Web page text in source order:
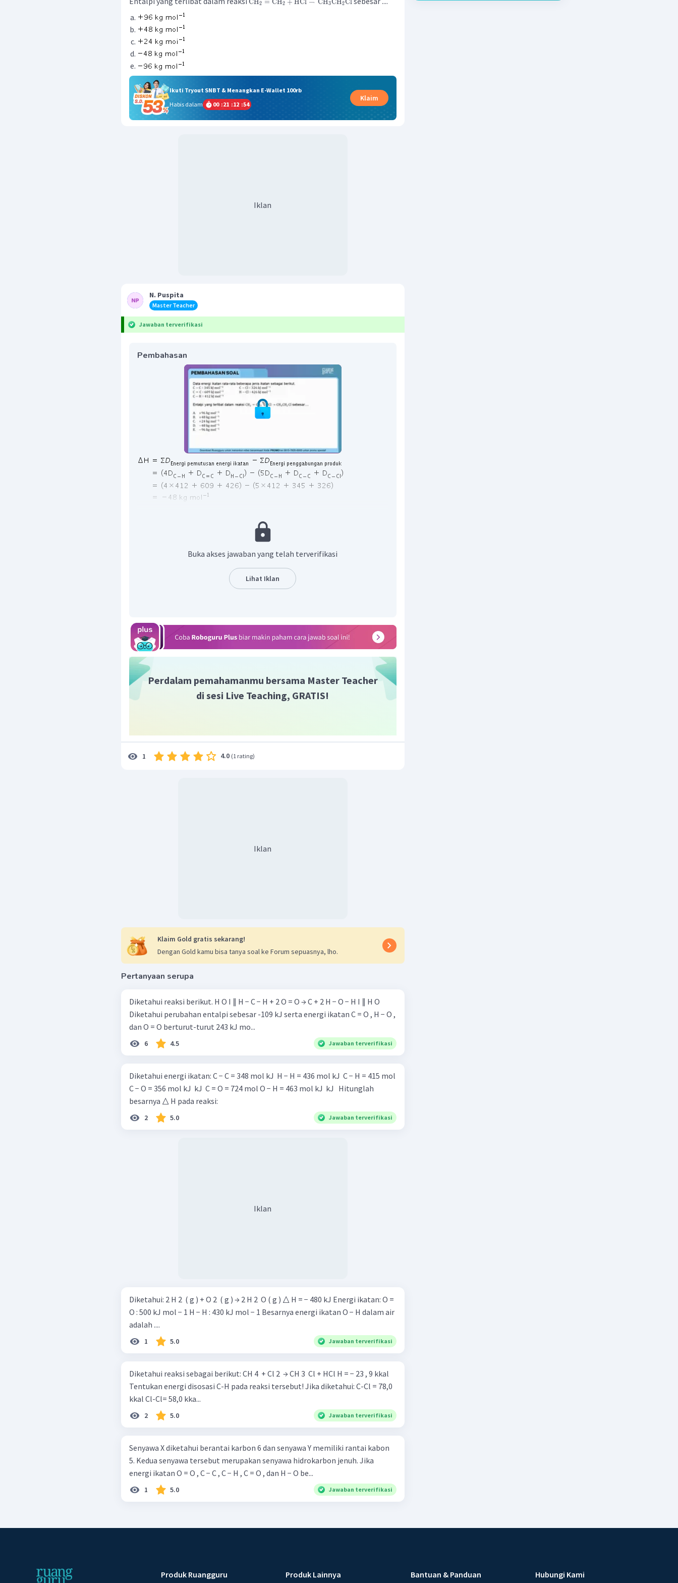
CH2 = CH2 + HCl → CH3CH2Cl
Ikuti Tryout SNBT & Menangkan E-Wallet 100rb
Habis dalam
00 :21 :12 :53
Klaim
Iklan
N. Puspita
Master Teacher
Jawaban terverifikasi
Pembahasan
Jadi, dapat disimpulkan jawaban yang tepat adalah D.
Buka akses jawaban yang telah terverifikasi
Lihat Iklan
Perdalam pemahamanmu bersama Master Teacher
di sesi Live Teaching, GRATIS!
1 4.0 (1 rating)
Iklan
Klaim Gold gratis sekarang!
Dengan Gold kamu bisa tanya soal ke Forum sepuasnya, lho.
Pertanyaan serupa
Diketahui reaksi berikut. H O I ∥ H − C − H + 2 O = O → C + 2 H − O − H I ∥ H O
Diketahui perubahan entalpi sebesar -109 kJ serta energi ikatan C = O , H − O ,
dan O = O berturut-turut 243 kJ mo...
6 4.5 Jawaban terverifikasi
Diketahui energi ikatan: C − C = 348 mol kJ ​ H − H = 436 mol kJ ​ C − H = 415 mol
C − O = 356 mol kJ ​ kJ ​ C = O = 724 mol O − H = 463 mol kJ ​ kJ ​ ​ Hitunglah
besarnya △ H pada reaksi:
2 5.0 Jawaban terverifikasi
Iklan
Diketahui: 2 H 2 ​ ( g ) + O 2 ​ ( g ) → 2 H 2 ​ O ( g ) △ H = − 480 kJ Energi ikatan: O =
O : 500 kJ mol − 1 H − H : 430 kJ mol − 1 Besarnya energi ikatan O − H dalam air
adalah ....
1 5.0 Jawaban terverifikasi
Diketahui reaksi sebagai berikut: CH 4 ​ + Cl 2 ​ → CH 3 ​ Cl + HCl H = − 23 , 9 kkal
Tentukan energi disosasi C-H pada reaksi tersebut! Jika diketahui: C-Cl = 78,0
kkal Cl-Cl= 58,0 kka...
2 5.0 Jawaban terverifikasi
Senyawa X diketahui berantai karbon 6 dan senyawa Y memiliki rantai kabon
5. Kedua senyawa tersebut merupakan senyawa hidrokarbon jenuh. Jika
energi ikatan O = O , C − C , C − H , C = O , dan H − O be...
1 5.0 Jawaban terverifikasi
Produk Ruangguru Produk Lainnya Bantuan & Panduan Hubungi Kami